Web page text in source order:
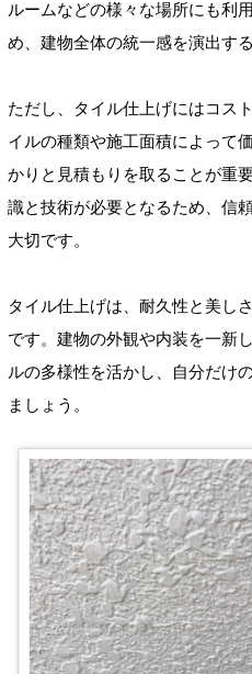
ルームなどの様々な場所にも利
め、建物全体の統一感を演出す
ただし、タイル仕上げにはコス
イルの種類や施工面積によって
かりと見積もりを取ることが重
識と技術が必要となるため、信
大切です。
タイル仕上げは、耐久性と美し
です。建物の外観や内装を一新
ルの多様性を活かし、自分だけ
ましょう。